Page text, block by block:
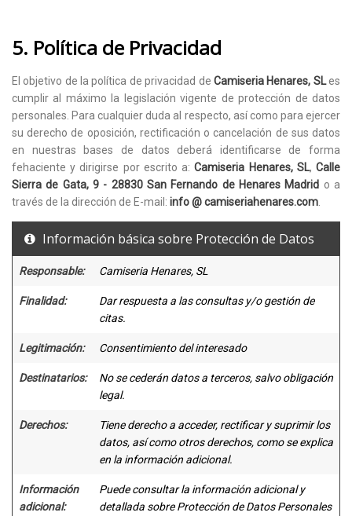
5. Política de Privacidad
El objetivo de la política de privacidad de Camiseria Henares, SLes
cumplir al máximo la legislación vigente de protección de datos
personales. Para cualquier duda al respecto, así como para ejercer
su derecho de oposición, rectificación o cancelación de sus datos
en nuestras bases de datos deberá identificarse de forma
fehaciente y dirigirse por escrito a:Camiseria Henares, SL,Calle
Sierra de Gata, 9 - 28830 San Fernando de Henares Madrid o a
través de la dirección de E-mail: info @ camiseriahenares.com
Información básica sobre Protección de Datos
Responsable: Camiseria Henares, SL
Finalidad:
Dar respuesta a las consultas y/o gestión de
citas.
Legitimación: Consentimiento del interesado
Destinatarios:
No se cederán datos a terceros, salvo obligación
legal.
Derechos:
Tiene derecho a acceder, rectificar y suprimir los
datos, así como otros derechos, como se explica
en la información adicional.
Información
adicional:
Puede consultar la información adicional y
detallada sobre Protección de Datos Personales